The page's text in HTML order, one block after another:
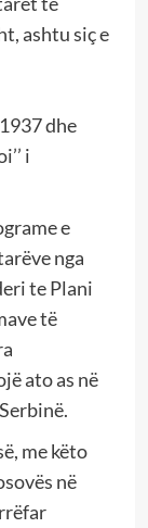
ashtu siç e
dhe
i
e
nga
te Plani
të
ato as në
me këto
në